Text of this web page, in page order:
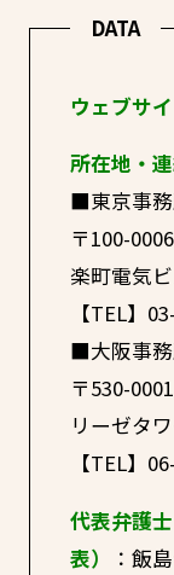
DATA
ウェブサ
所在地・
■東京事
〒100-
楽町電気
【TEL】
■大阪事
〒530-
リーゼタ
【TEL】
代表弁護
表）
：飯